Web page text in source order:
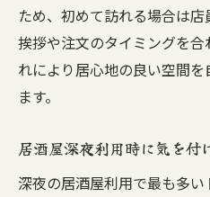
ため、初めて訪れる場合は店
挨拶や注文のタイミングを
れにより居心地の良い空間
ます。
居酒屋深夜利用時に気を付
深夜の居酒屋利用で最も多